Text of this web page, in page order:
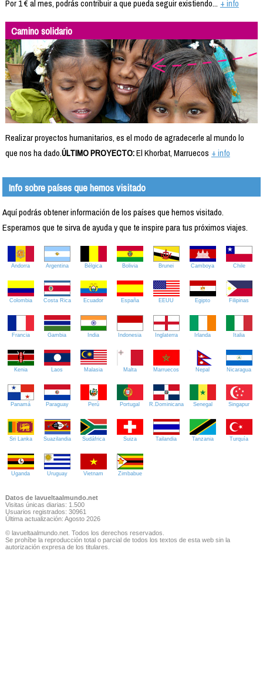
Por 1 € al mes, podrás contribuir a que pueda seguir existiendo... + info
Camino solidario
Realizar proyectos humanitarios, es el modo de agradecerle al mundo lo
que nos ha dado.ÚLTIMO PROYECTO:El Khorbat, Marruecos + info
Info sobre países que hemos visitado
Aquí podrás obtener información de los países que hemos visitado.
Esperamos que te sirva de ayuda y que te inspire para tus próximos viajes.
Andorra Argentina Bélgica Bolivia Brunei Camboya Chile
Colombia Costa Rica Ecuador España EEUU Egipto Filipinas
Francia Gambia India Indonesia Inglaterra Irlanda Italia
Kenia Laos Malasia Malta Marruecos Nepal Nicaragua
Panamá Paraguay Perú Portugal R.Dominicana Senegal Singapur
Sri Lanka Suazilandia Sudáfrica Suiza Tailandia Tanzania Turquía
Uganda Uruguay Vietnam Zimbabue
Datos de lavueltaalmundo.net
Visitas únicas diarias: 1.500
Usuarios registrados: 30961
Última actualización: Agosto 2026
© lavueltaalmundo.net. Todos los derechos reservados.
Se prohíbe la reproducción total o parcial de todos los textos de esta web sin la
autorización expresa de los titulares.